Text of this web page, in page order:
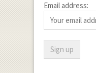
Email address: